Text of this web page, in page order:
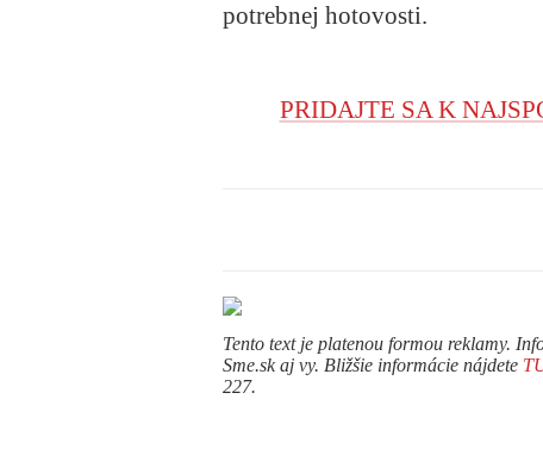
potrebnej hotovosti.
PRIDAJTE SA K
Tento text je platenou formou reklamy.
Sme.sk aj vy. Bližšie informácie nájdete
227.